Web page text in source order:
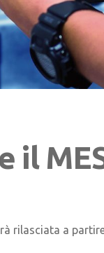
il
rilasciata a